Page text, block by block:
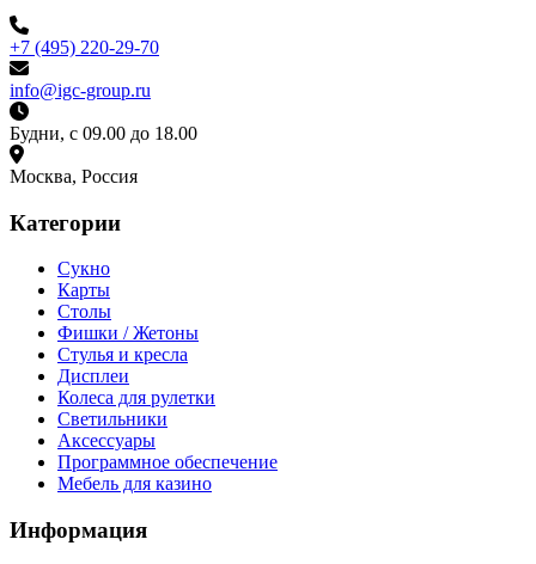
+7 (495) 220-29-70
info@igc-group.ru
Будни, с 09.00 до 18.00
Москва, Россия
Категории
Сукно
Карты
Столы
Фишки / Жетоны
Стулья и кресла
Дисплеи
Колеса для рулетки
Светильники
Аксессуары
Программное обеспечение
Мебель для казино
Информация